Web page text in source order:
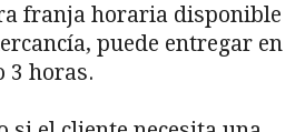
franja horaria disponible
puede entregar en
3 horas.